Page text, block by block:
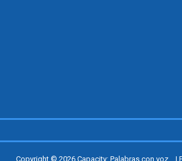
Copyright © 2026 Capacity: Palabras con voz... |